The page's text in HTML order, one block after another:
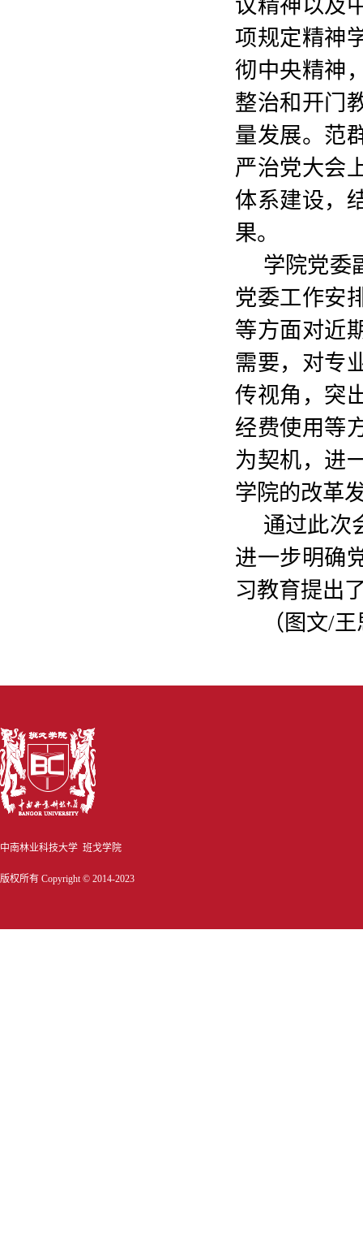
议精神以及
项规定精神
彻中央精神
整治和开门
量发展。范
严治党大会
体系建设，
果。
学院党委
党委工作安
等方面对近
需要，对专
传视角，突
经费使用等
为契机，进
学院的改革
通过此次
进一步明确
习教育提出
（图文/王
中南林业科技大学 班戈学院
版权所有 Copyright © 2014-2023